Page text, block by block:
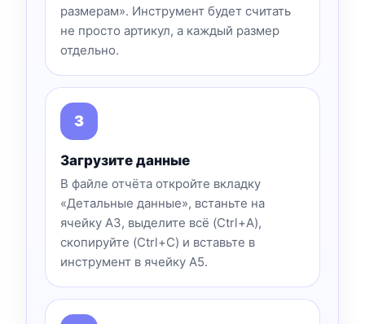
размерам». Инструмент будет считать
не просто артикул, а каждый размер
отдельно.
Загрузите данные
В файле отчёта откройте вкладку
«Детальные данные», встаньте на
ячейку A3, выделите всё (Ctrl+A),
скопируйте (Ctrl+C) и вставьте в
инструмент в ячейку A5.